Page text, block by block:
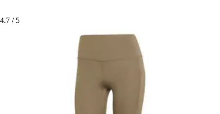
4.7 / 5